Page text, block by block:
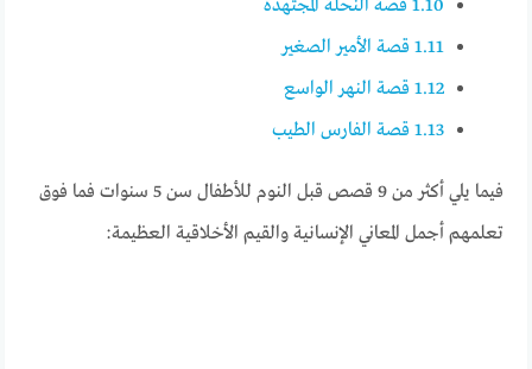
1.10 قصة النحلة المجتهدة
1.11 قصة الأمير الصغير
1.12 قصة النهر الواسع
1.13 قصة الفارس الطيب
فيما يلي أكثر من 9 قصص قبل النوم للأطفال سن 5 سنوات فما فوق
تعلمهم أجمل المعاني الإنسانية والقيم الأخلاقية العظيمة: